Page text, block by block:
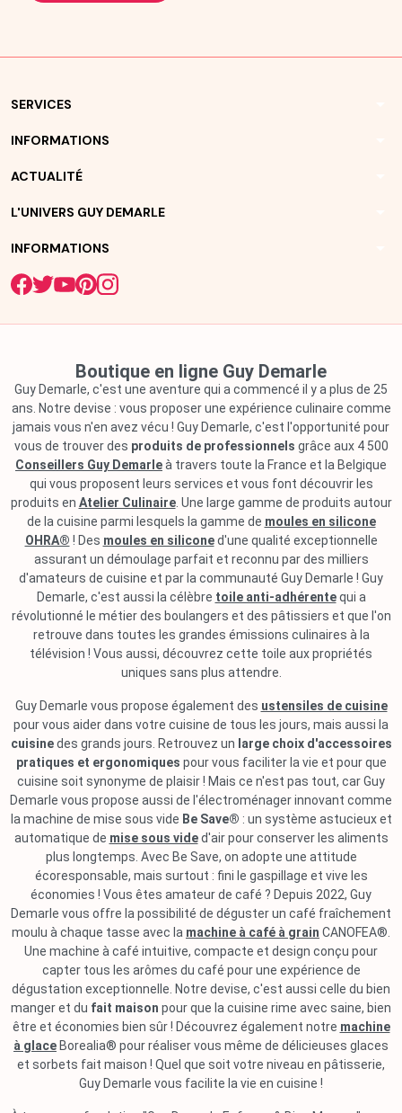
SERVICES
INFORMATIONS
ACTUALITÉ
L'UNIVERS GUY DEMARLE
INFORMATIONS
Boutique en ligne Guy Demarle
Guy Demarle, c'est une aventure qui a commencé il y a plus de 25
ans. Notre devise : vous proposer une expérience culinaire comme
jamais vous n'en avez vécu ! Guy Demarle, c'est l'opportunité pour
vous de trouver des produits de professionnels grâce aux 4 500
Conseillers Guy Demarleà travers toute la France et la Belgique
qui vous proposent leurs services et vous font découvrir les
produits en Atelier Culinaire. Une large gamme de produits autour
de la cuisine parmi lesquels la gamme de moules en silicone
OHRA® ! Des moules en siliconed'une qualité exceptionnelle
assurant un démoulage parfait et reconnu par des milliers
d'amateurs de cuisine et par la communauté Guy Demarle ! Guy
Demarle, c'est aussi la célèbre toile anti-adhérentequi a
révolutionné le métier des boulangers et des pâtissiers et que l'on
retrouve dans toutes les grandes émissions culinaires à la
télévision ! Vous aussi, découvrez cette toile aux propriétés
uniques sans plus attendre.
Guy Demarle vous propose également des ustensiles de cuisine
pour vous aider dans votre cuisine de tous les jours, mais aussi la
cuisinedes grands jours. Retrouvez un large choix d'accessoires
pratiques et ergonomiques pour vous faciliter la vie et pour que
cuisine soit synonyme de plaisir ! Mais ce n'est pas tout, car Guy
Demarle vous propose aussi de l'électroménager innovant comme
la machine de mise sous vide Be Save® : un système astucieux et
automatique de mise sous vided'air pour conserver les aliments
plus longtemps. Avec Be Save, on adopte une attitude
écoresponsable, mais surtout : fini le gaspillage et vive les
économies ! Vous êtes amateur de café ? Depuis 2022, Guy
Demarle vous offre la possibilité de déguster un café fraîchement
moulu à chaque tasse avec la machine à café à grain CANOFEA®.
Une machine à café intuitive, compacte et design conçu pour
capter tous les arômes du café pour une expérience de
dégustation exceptionnelle. Notre devise, c'est aussi celle du bien
manger et du fait maison pour que la cuisine rime avec saine, bien
être et économies bien sûr ! Découvrez également notre machine
à glace Borealia® pour réaliser vous même de délicieuses glaces
et sorbets fait maison ! Quel que soit votre niveau en pâtisserie,
Guy Demarle vous facilite la vie en cuisine !